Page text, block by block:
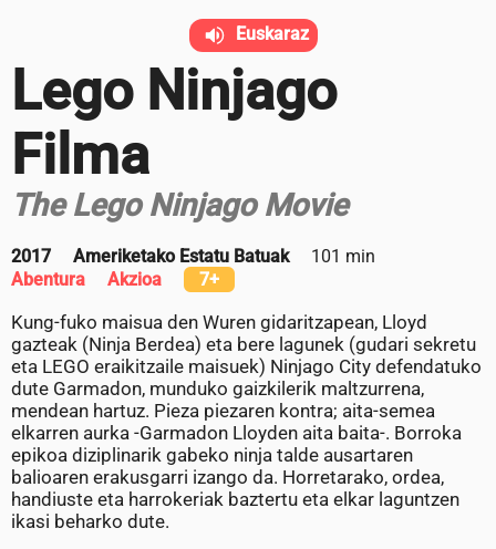
Lego Ninjago
Filma
The Lego Ninjago Movie
2017 Ameriketako Estatu Batuak
101 min
Abentura
Akzioa 7+
Kung-fuko maisua den Wuren gidaritzapean, Lloyd
gazteak (Ninja Berdea) eta bere lagunek (gudari sekretu
eta LEGO eraikitzaile maisuek) Ninjago City defendatuko
dute Garmadon, munduko gaizkilerik maltzurrena,
mendean hartuz. Pieza piezaren kontra; aita-semea
elkarren aurka -Garmadon Lloyden aita baita-. Borroka
epikoa diziplinarik gabeko ninja talde ausartaren
balioaren erakusgarri izango da. Horretarako, ordea,
handiuste eta harrokeriak baztertu eta elkar laguntzen
ikasi beharko dute.
Euskaraz